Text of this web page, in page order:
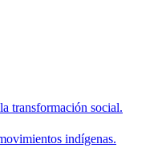
transformación social.
indígenas.